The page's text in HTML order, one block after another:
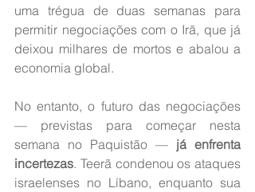
uma trégua de duas semanas para
permitir negociações com o Irã, que já
deixou milhares de mortos e abalou a
economia global.
No entanto, o futuro das negociações
— previstas para começar nesta
semana no Paquistão — já enfrenta
incertezas. Teerã condenou os ataques
israelenses no Líbano, enquanto sua